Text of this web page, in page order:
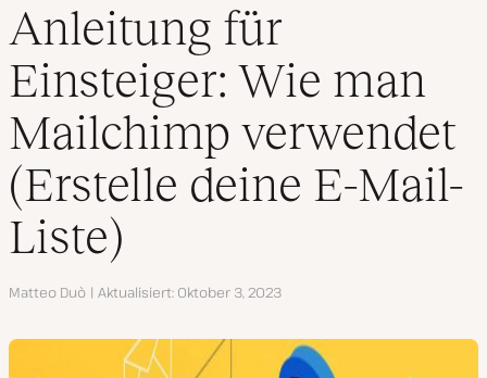
Kontakt
Anleitung für
Einsteiger: Wie man
Mailchimp verwendet
(Erstelle deine E-Mail-
Liste)
Autor
Matteo Duò Aktualisiert Oktober 3, 2023